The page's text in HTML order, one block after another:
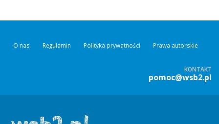
O nas Regulamin Polityka prywatności Prawa autorskie
KONTAKT
pomoc@wsb2.pl